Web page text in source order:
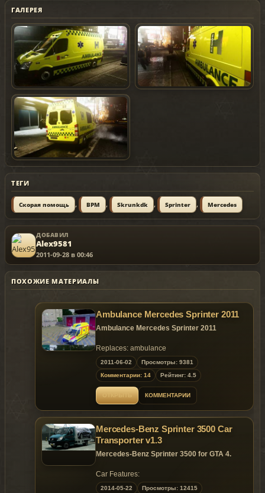
ГАЛЕРЕЯ
ТЕГИ
Скорая помощь , BPM , Skrunkdk , Sprinter , Mercedes
ДОБАВИЛ
Alex9581
2011-09-28 в 00:46
ПОХОЖИЕ МАТЕРИАЛЫ
Ambulance Mercedes Sprinter 2011
Ambulance Mercedes Sprinter 2011
Replaces: ambulance
2011-06-02
Просмотры: 9381
Комментарии: 14
Рейтинг: 4.5
КОММЕНТАРИИ
Mercedes-Benz Sprinter 3500 Car
Transporter v1.3
Mercedes-Benz Sprinter 3500 for GTA 4.
Car Features:
- High detail exterior
2014-05-22
Просмотры: 12415